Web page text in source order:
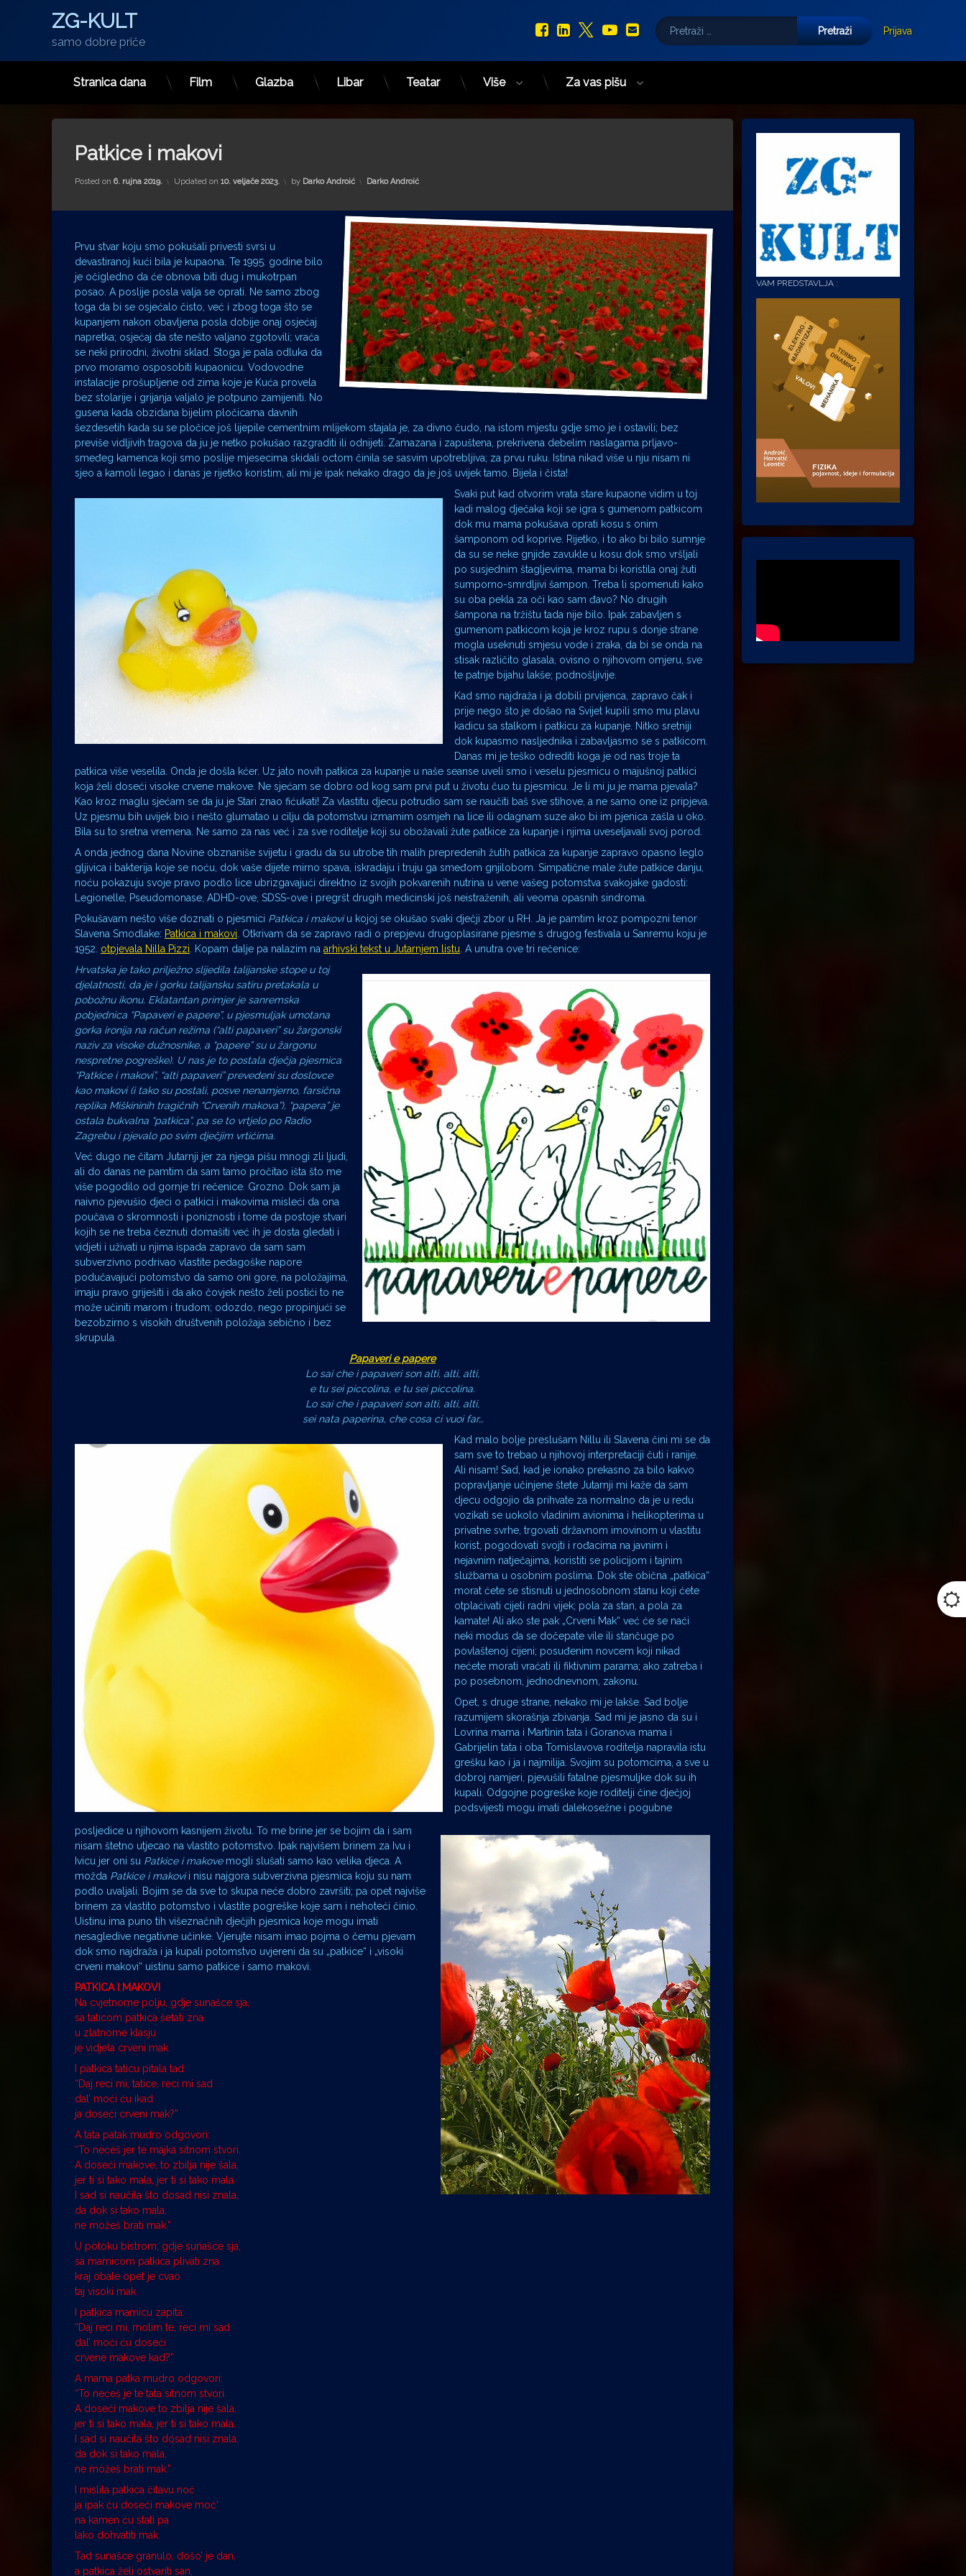
ZG-KULT
samo dobre priče
Facebook
LinkedIn
X.com
YouTube
E-mail
Pretraži:
Prijava
Stranica dana Film Glazba Libar Teatar Više Za vas pišu
Patkice i makovi
Posted on 6. rujna 2019. Updated on 10. veljače 2023. by Darko Androić Kategorije:
Darko Androić
Prvu stvar koju smo pokušali privesti svrsi u
devastiranoj kući bila je kupaona. Te 1995. godine bilo
je očigledno da će obnova biti dug i mukotrpan
posao. A poslije posla valja se oprati. Ne samo zbog
toga da bi se osjećalo čisto, već i zbog toga što se
kupanjem nakon obavljena posla dobije onaj osjećaj
napretka; osjećaj da ste nešto valjano zgotovili; vraća
se neki prirodni, životni sklad. Stoga je pala odluka da
prvo moramo osposobiti kupaonicu. Vodovodne
instalacije prošupljene od zima koje je Kuća provela
bez stolarije i grijanja valjalo je potpuno zamijeniti. No
gusena kada obzidana bijelim pločicama davnih
šezdesetih kada su se pločice još lijepile cementnim mlijekom stajala je, za divno čudo, na istom mjestu gdje smo je i ostavili; bez
previše vidljivih tragova da ju je netko pokušao razgraditi ili odnijeti. Zamazana i zapuštena, prekrivena debelim naslagama prljavo-
smeđeg kamenca koji smo poslije mjesecima skidali octom činila se sasvim upotrebljiva; za prvu ruku. Istina nikad više u nju nisam ni
sjeo a kamoli legao i danas je rijetko koristim, ali mi je ipak nekako drago da je još uvijek tamo. Bijela i čista!
Svaki put kad otvorim vrata stare kupaone vidim u toj
kadi malog dječaka koji se igra s gumenom patkicom
dok mu mama pokušava oprati kosu s onim
šamponom od koprive. Rijetko, i to ako bi bilo sumnje
da su se neke gnjide zavukle u kosu dok smo vršljali
po susjednim štagljevima, mama bi koristila onaj žuti
sumporno-smrdljivi šampon. Treba li spomenuti kako
su oba pekla za oči kao sam đavo? No drugih
šampona na tržištu tada nije bilo. Ipak zabavljen s
gumenom patkicom koja je kroz rupu s donje strane
mogla useknuti smjesu vode i zraka, da bi se onda na
stisak različito glasala, ovisno o njihovom omjeru, sve
te patnje bijahu lakše; podnošljivije.
Kad smo najdraža i ja dobili prvijenca, zapravo čak i
prije nego što je došao na Svijet kupili smo mu plavu
kadicu sa stalkom i patkicu za kupanje. Nitko sretniji
dok kupasmo nasljednika i zabavljasmo se s patkicom.
Danas mi je teško odrediti koga je od nas troje ta
patkica više veselila. Onda je došla kćer. Uz jato novih patkica za kupanje u naše seanse uveli smo i veselu pjesmicu o majušnoj patkici
koja želi doseći visoke crvene makove. Ne sjećam se dobro od kog sam prvi put u životu čuo tu pjesmicu. Je li mi ju je mama pjevala?
Kao kroz maglu sjećam se da ju je Stari znao fićukati! Za vlastitu djecu potrudio sam se naučiti baš sve stihove, a ne samo one iz pripjeva.
Uz pjesmu bih uvijek bio i nešto glumatao u cilju da potomstvu izmamim osmjeh na lice ili odagnam suze ako bi im pjenica zašla u oko.
Bila su to sretna vremena. Ne samo za nas već i za sve roditelje koji su obožavali žute patkice za kupanje i njima uveseljavali svoj porod.
A onda jednog dana Novine obznaniše svijetu i gradu da su utrobe tih malih prepredenih žutih patkica za kupanje zapravo opasno leglo
gljivica i bakterija koje se noću, dok vaše dijete mirno spava, iskradaju i truju ga smeđom gnjilobom. Simpatične male žute patkice danju,
noću pokazuju svoje pravo podlo lice ubrizgavajući direktno iz svojih pokvarenih nutrina u vene vašeg potomstva svakojake gadosti:
Legionelle, Pseudomonase, ADHD-ove, SDSS-ove i pregršt drugih medicinski još neistraženih, ali veoma opasnih sindroma.
Pokušavam nešto više doznati o pjesmici Patkica i makoviu kojoj se okušao svaki dječji zbor u RH. Ja je pamtim kroz pompozni tenor
Slavena Smodlake: Patkica i makovi . Otkrivam da se zapravo radi o prepjevu drugoplasirane pjesme s drugog festivala u Sanremu koju je
1952. otpjevala Nilla Pizzi . Kopam dalje pa nalazim na arhivski tekst u Jutarnjem listu . A unutra ove tri rečenice:
Hrvatska je tako prilježno slijedila talijanske stope u toj
djelatnosti, da je i gorku talijansku satiru pretakala u
pobožnu ikonu. Eklatantan primjer je sanremska
pobjednica “Papaveri e papere”, u pjesmuljak umotana
gorka ironija na račun režima (“alti papaveri” su žargonski
naziv za visoke dužnosnike, a “papere” su u žargonu
nespretne pogreške). U nas je to postala dječja pjesmica
“Patkice i makovi”, “alti papaveri” prevedeni su doslovce
kao makovi (i tako su postali, posve nenamjerno, farsična
replika Miškininih tragičnih “Crvenih makova”), “papera” je
ostala bukvalna “patkica”, pa se to vrtjelo po Radio
Zagrebu i pjevalo po svim dječjim vrtićima.
Već dugo ne čitam Jutarnji jer za njega pišu mnogi zli ljudi,
ali do danas ne pamtim da sam tamo pročitao išta što me
više pogodilo od gornje tri rečenice. Grozno. Dok sam ja
naivno pjevušio djeci o patkici i makovima misleći da ona
poučava o skromnosti i poniznosti i tome da postoje stvari
kojih se ne treba čeznuti domašiti već ih je dosta gledati i
vidjeti i uživati u njima ispada zapravo da sam sam
subverzivno podrivao vlastite pedagoške napore
podučavajući potomstvo da samo oni gore, na položajima,
imaju pravo griješiti i da ako čovjek nešto želi postići to ne
može učiniti marom i trudom; odozdo, nego propinjući se
bezobzirno s visokih društvenih položaja sebično i bez
skrupula.
Papaveri e papere
Lo sai che i papaveri son alti, alti, alti,
e tu sei piccolina, e tu sei piccolina.
Lo sai che i papaveri son alti, alti, alti,
sei nata paperina, che cosa ci vuoi far…
Kad malo bolje preslušam Nillu ili Slavena čini mi se da
sam sve to trebao u njihovoj interpretaciji čuti i ranije.
Ali nisam! Sad, kad je ionako prekasno za bilo kakvo
popravljanje učinjene štete Jutarnji mi kaže da sam
djecu odgojio da prihvate za normalno da je u redu
vozikati se uokolo vladinim avionima i helikopterima u
privatne svrhe, trgovati državnom imovinom u vlastitu
korist, pogodovati svojti i rođacima na javnim i
nejavnim natječajima, koristiti se policijom i tajnim
službama u osobnim poslima. Dok ste obična „patkica“
morat ćete se stisnuti u jednosobnom stanu koji ćete
otplaćivati cijeli radni vijek; pola za stan, a pola za
kamate! Ali ako ste pak „Crveni Mak“ već će se naći
neki modus da se dočepate vile ili stančuge po
povlaštenoj cijeni; posuđenim novcem koji nikad
nećete morati vraćati ili fiktivnim parama; ako zatreba i
po posebnom, jednodnevnom, zakonu.
Opet, s druge strane, nekako mi je lakše. Sad bolje
razumijem skorašnja zbivanja. Sad mi je jasno da su i
Lovrina mama i Martinin tata i Goranova mama i
Gabrijelin tata i oba Tomislavova roditelja napravila istu
grešku kao i ja i najmilija. Svojim su potomcima, a sve u
dobroj namjeri, pjevušili fatalne pjesmuljke dok su ih
kupali. Odgojne pogreške koje roditelji čine dječjoj
podsvijesti mogu imati dalekosežne i pogubne
posljedice u njihovom kasnijem životu. To me brine jer se bojim da i sam
nisam štetno utjecao na vlastito potomstvo. Ipak najvišem brinem za Ivu i
Ivicu jer oni su Patkice i makovemogli slušati samo kao velika djeca. A
možda Patkice i makovii nisu najgora subverzivna pjesmica koju su nam
podlo uvaljali. Bojim se da sve to skupa neće dobro završiti; pa opet najviše
brinem za vlastito potomstvo i vlastite pogreške koje sam i nehoteći činio.
Uistinu ima puno tih višeznačnih dječjih pjesmica koje mogu imati
nesagledive negativne učinke. Vjerujte nisam imao pojma o čemu pjevam
dok smo najdraža i ja kupali potomstvo uvjereni da su „patkice“ i „visoki
crveni makovi“ uistinu samo patkice i samo makovi.
PATKICA I MAKOVI
Na cvjetnome polju, gdje sunašce sja,
sa taticom patkica šetati zna
u zlatnome klasju
je vidjela crveni mak.
I patkica taticu pitala tad:
“Daj reci mi, tatice, reci mi sad
dal’ moći ću ikad
ja doseći crveni mak?”
A tata patak mudro odgovori:
“To nećeš jer te majka sitnom stvori.
A doseći makove, to zbilja nije šala,
jer ti si tako mala, jer ti si tako mala.
I sad si naučila što dosad nisi znala,
da dok si tako mala,
ne možeš brati mak.”
U potoku bistrom, gdje sunašce sja,
sa mamicom patkica plivati zna
kraj obale opet je cvao
taj visoki mak.
I patkica mamicu zapita:
“Daj reci mi, molim te, reci mi sad
dal’ moći ću doseći
crvene makove kad?”
A mama patka mudro odgovori:
“To nećeš je te tata sitnom stvori.
A doseći makove to zbilja nije šala,
jer ti si tako mala, jer ti si tako mala.
I sad si naučila što dosad nisi znala,
da dok si tako mala,
ne možeš brati mak.”
I mislila patkica čitavu noć
ja ipak ću doseći makove moć’
na kamen ću stati pa
lako dohvatiti mak.
Tad sunašce granulo, došo’ je dan,
a patkica želi ostvariti san,
VAM PREDSTAVLJA :